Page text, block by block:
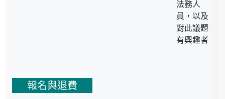
法務人
員，以及
對此議題
有興趣者
報名與退費